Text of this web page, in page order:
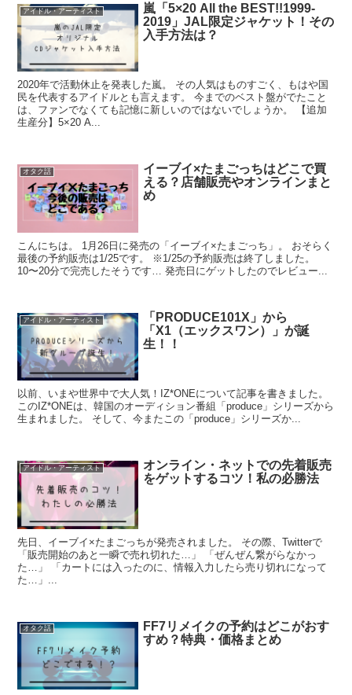
アイドル・アーティスト
嵐「5×20 All the BEST!!1999-
2019」JAL限定ジャケット！その
入手方法は？
2020年で活動休止を発表した嵐。 その人気はものすごく、もはや国
民を代表するアイドルとも言えます。 今までのベスト盤がでたこと
は、ファンでなくても記憶に新しいのではないでしょうか。 【追加
生産分】5×20 A...
オタク話
イーブイ×たまごっちはどこで買
える？店舗販売やオンラインまと
め
こんにちは。 1月26日に発売の「イーブイ×たまごっち」。 おそらく
最後の予約販売は1/25です。 ※1/25の予約販売は終了しました。
10〜20分で完売したそうです… 発売日にゲットしたのでレビュー...
アイドル・アーティスト
「PRODUCE101X」から
「X1（エックスワン）」が誕
生！！
以前、いまや世界中で大人気！IZ*ONEについて記事を書きました。
このIZ*ONEは、韓国のオーディション番組「produce」シリーズから
生まれました。 そして、今またこの「produce」シリーズか...
アイドル・アーティスト
オンライン・ネットでの先着販売
をゲットするコツ！私の必勝法
先日、イーブイ×たまごっちが発売されました。 その際、Twitterで
「販売開始のあと一瞬で売れ切れた…」 「ぜんぜん繋がらなかっ
た…」 「カートには入ったのに、情報入力したら売り切れになって
た…」...
オタク話
FF7リメイクの予約はどこがおす
すめ？特典・価格まとめ